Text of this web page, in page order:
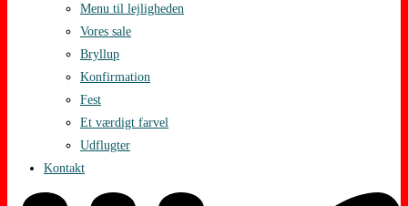
Menu til lejligheden
Vores sale
Bryllup
Konfirmation
Fest
Et værdigt farvel
Udflugter
Kontakt